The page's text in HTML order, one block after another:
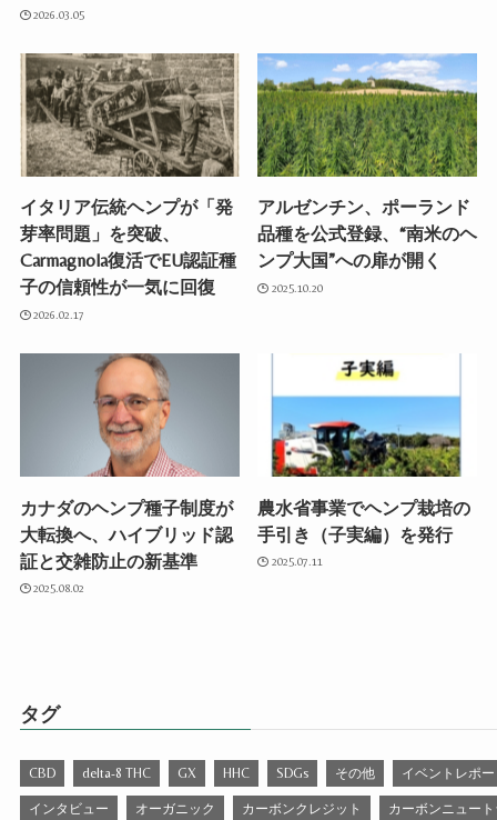
2026.03.05
イタリア伝統ヘンプが「発
芽率問題」を突破、
Carmagnola復活でEU認証種
子の信頼性が一気に回復
2026.02.17
アルゼンチン、ポーランド
品種を公式登録、“南米のヘ
ンプ大国”への扉が開く
2025.10.20
カナダのヘンプ種子制度が
大転換へ、ハイブリッド認
証と交雑防止の新基準
2025.08.02
農水省事業でヘンプ栽培の
手引き（子実編）を発行
2025.07.11
タグ
CBD delta-8 THC GX HHC SDGs その他 イベントレポ
インタビュー オーガニック カーボンクレジット カーボンニュー